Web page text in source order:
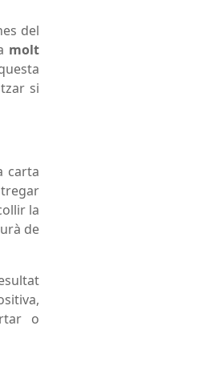
del
molt
si
carta
la
de
o